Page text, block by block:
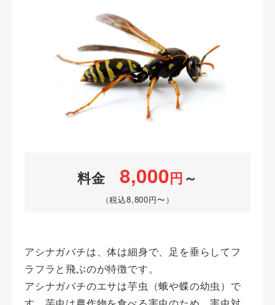
料金 8,000円～
（税込8,800円〜）
アシナガバチは、体は細身で、足を垂らしてフ
ラフラと飛ぶのが特徴です。
アシナガバチのエサは芋虫（蛾や蝶の幼虫）で